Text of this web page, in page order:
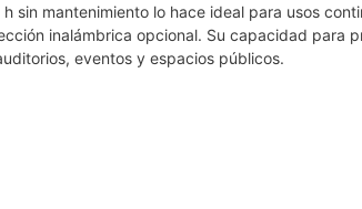
sin mantenimiento lo hace ideal para usos
inalámbrica opcional. Su capacidad para
eventos y espacios públicos.